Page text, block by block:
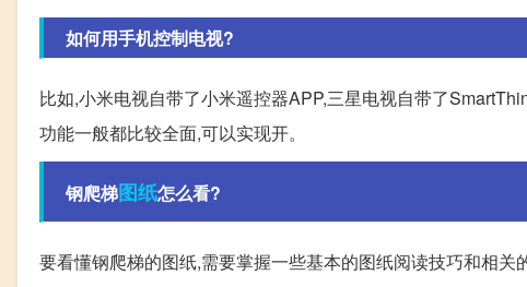
如何用手机控制电视?
比如,小米电视自带了小米遥控器APP,三星电视自带了
功能一般都比较全面,可以实现开。
钢爬梯图纸怎么看?
要看懂钢爬梯的图纸,需要掌握一些基本的图纸阅读技巧和相